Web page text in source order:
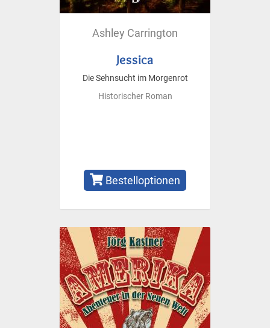
Ashley Carrington
Jessica
Die Sehnsucht im Morgenrot
Historischer Roman
Bestelloptionen